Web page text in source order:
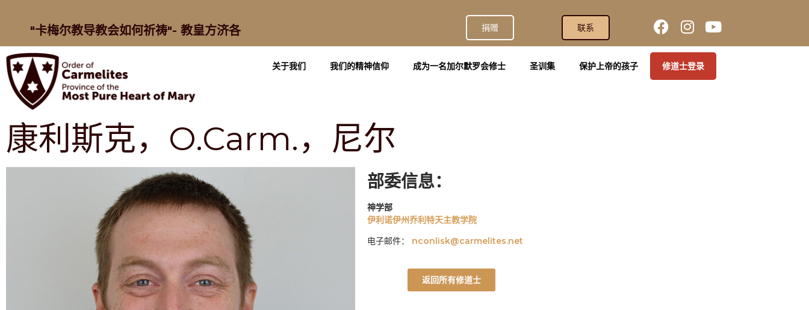
"卡梅尔教导教会如何祈祷"- 教皇方济各 捐赠 联系
关于我们 我们的精神信仰 成为一名加尔默罗会修士 圣训集 保护上帝的孩子 修道士登录
康利斯克，O.Carm.，尼尔
部委信息：
神学部
伊利诺伊州乔利特天主教学院
电子邮件： nconlisk@carmelites.net
返回所有修道士